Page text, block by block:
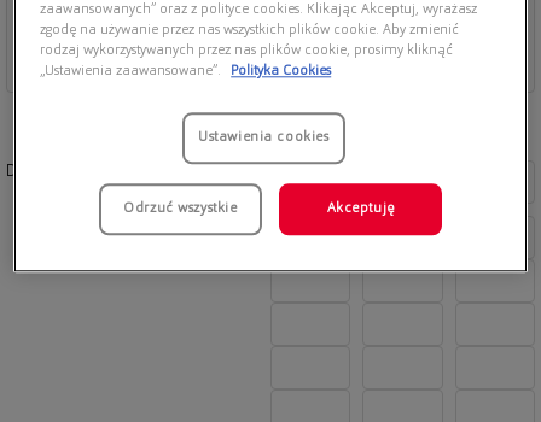
Dostępne kolory:
zaawansowanych” oraz z polityce cookies. Klikając Akceptuj, wyrażasz
zgodę na używanie przez nas wszystkich plików cookie. Aby zmienić
rodzaj wykorzystywanych przez nas plików cookie, prosimy kliknąć
„Ustawienia zaawansowane”.
Polityka Cookies
Ustawienia cookies
Odrzuć wszystkie Akceptuję